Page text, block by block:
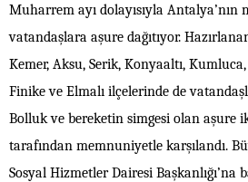
Muharrem ayı dolayısıyla Antalya’nın
vatandaşlara aşure dağıtıyor.
Kemer, Aksu, Serik, Konyaaltı,
Finike ve Elmalı ilçelerinde de
Bolluk ve bereketin simgesi olan aşure
tarafından memnuniyetle karşılandı.
Sosyal Hizmetler Dairesi Başkanlığı’na